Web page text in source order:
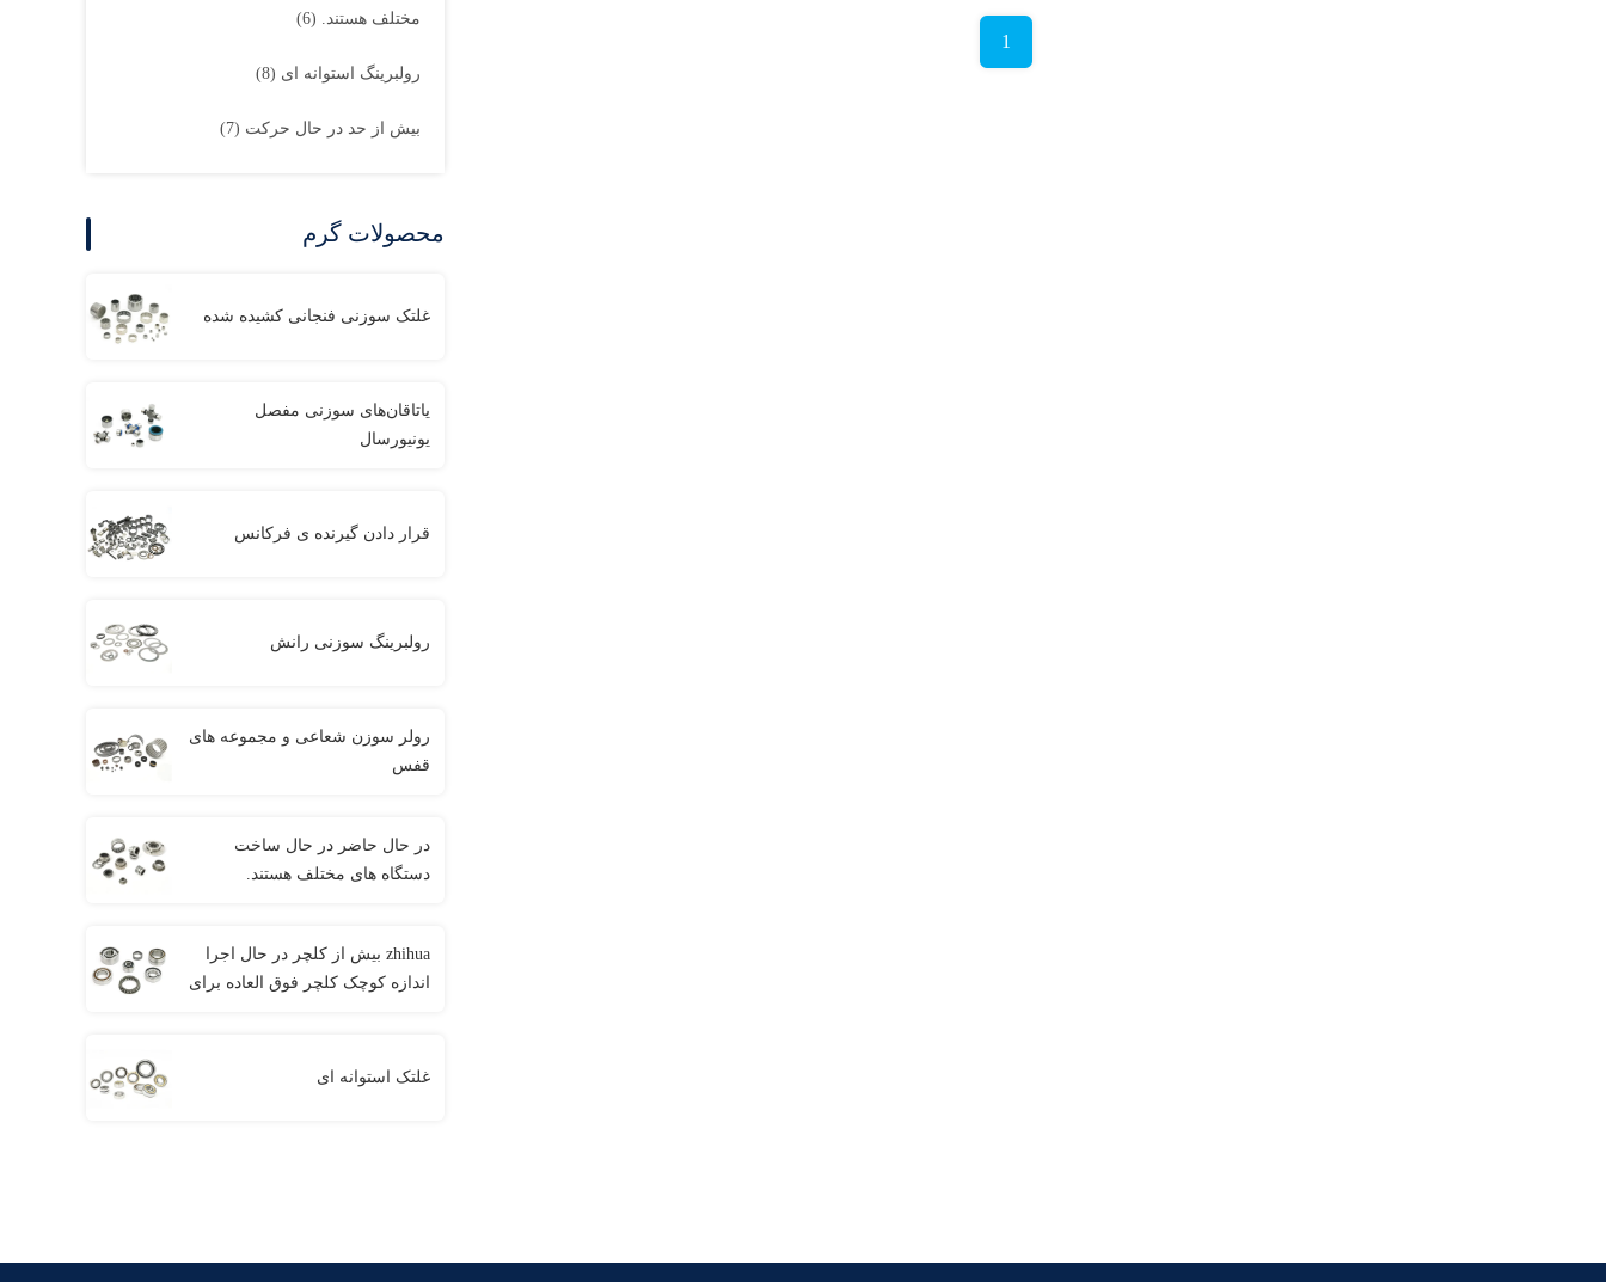
مختلف هستند. (6)
رولبرینگ استوانه ای (8)
بیش از حد در حال حرکت (7)
محصولات گرم
غلتک سوزنی فنجانی کشیده شده
یاتاقان‌های سوزنی مفصل
یونیورسال
قرار دادن گیرنده ی فرکانس
رولبرینگ سوزنی رانش
رولر سوزن شعاعی و مجموعه های
قفس
در حال حاضر در حال ساخت
دستگاه های مختلف هستند.
zhihua بیش از کلچر در حال اجرا
اندازه کوچک کلچر فوق العاده برای
غلتک استوانه ای
1